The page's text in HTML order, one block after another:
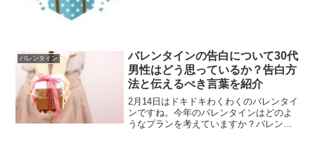
バレンタイン
バレンタインの告白について30代
男性はどう思っているか？告白方
法と伝えるべき言葉を紹介
2月14日はドキドキわくわくのバレンタイ
ンですね。今年のバレンタインはどのよ
うなプランを考えていますか？バレンタ